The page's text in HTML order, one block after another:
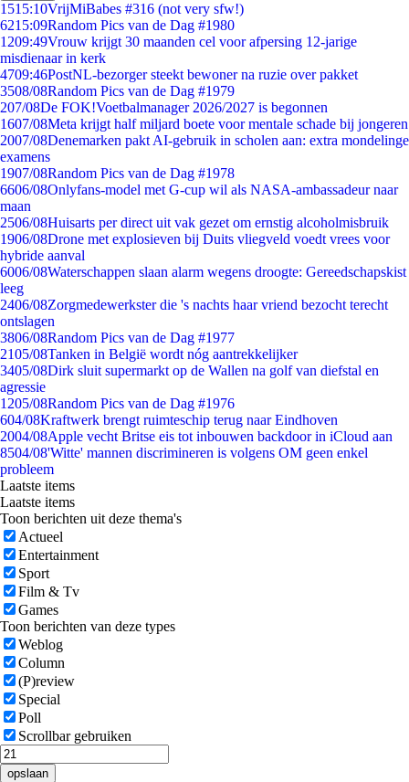
1515:10VrijMiBabes #316 (not very sfw!)
6215:09Random Pics van de Dag #1980
1209:49Vrouw krijgt 30 maanden cel voor afpersing 12-jarige
misdienaar in kerk
4709:46PostNL-bezorger steekt bewoner na ruzie over pakket
3508/08Random Pics van de Dag #1979
207/08De FOK!Voetbalmanager 2026/2027 is begonnen
1607/08Meta krijgt half miljard boete voor mentale schade bij jongeren
2007/08Denemarken pakt AI-gebruik in scholen aan: extra mondelinge
examens
1907/08Random Pics van de Dag #1978
6606/08Onlyfans-model met G-cup wil als NASA-ambassadeur naar
maan
2506/08Huisarts per direct uit vak gezet om ernstig alcoholmisbruik
1906/08Drone met explosieven bij Duits vliegveld voedt vrees voor
hybride aanval
6006/08Waterschappen slaan alarm wegens droogte: Gereedschapskist
leeg
2406/08Zorgmedewerkster die 's nachts haar vriend bezocht terecht
ontslagen
3806/08Random Pics van de Dag #1977
2105/08Tanken in België wordt nóg aantrekkelijker
3405/08Dirk sluit supermarkt op de Wallen na golf van diefstal en
agressie
1205/08Random Pics van de Dag #1976
604/08Kraftwerk brengt ruimteschip terug naar Eindhoven
2004/08Apple vecht Britse eis tot inbouwen backdoor in iCloud aan
8504/08'Witte' mannen discrimineren is volgens OM geen enkel
probleem
Laatste items
Laatste items
Toon berichten uit deze thema's
Actueel
Entertainment
Sport
Film & Tv
Games
Toon berichten van deze types
Weblog
Column
(P)review
Special
Poll
Scrollbar gebruiken
opslaan